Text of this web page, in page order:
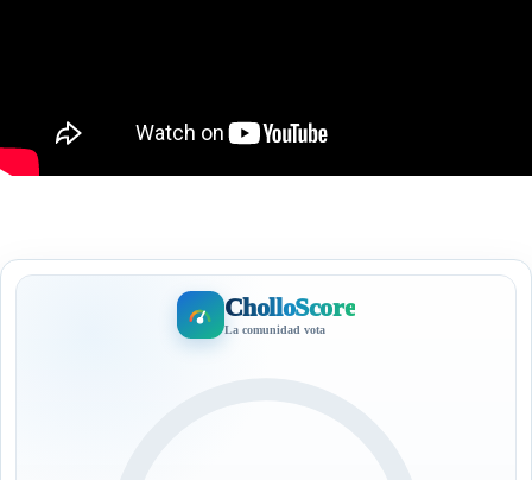
CholloScore
La comunidad vota